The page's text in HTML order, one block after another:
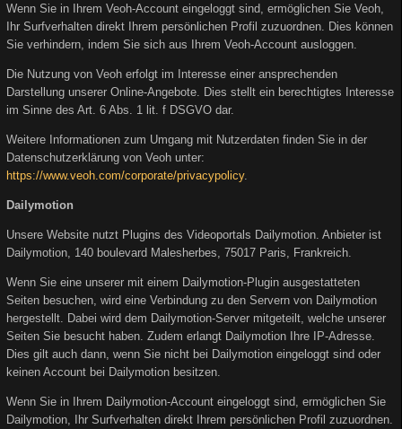
Wenn Sie in Ihrem Veoh-Account eingeloggt sind, ermöglichen Sie Veoh,
Ihr Surfverhalten direkt Ihrem persönlichen Profil zuzuordnen. Dies können
Sie verhindern, indem Sie sich aus Ihrem Veoh-Account ausloggen.
Die Nutzung von Veoh erfolgt im Interesse einer ansprechenden
Darstellung unserer Online-Angebote. Dies stellt ein berechtigtes Interesse
im Sinne des Art. 6 Abs. 1 lit. f DSGVO dar.
Weitere Informationen zum Umgang mit Nutzerdaten finden Sie in der
Datenschutzerklärung von Veoh unter:
https://www.veoh.com/corporate/privacypolicy.
Dailymotion
Unsere Website nutzt Plugins des Videoportals Dailymotion. Anbieter ist
Dailymotion, 140 boulevard Malesherbes, 75017 Paris, Frankreich.
Wenn Sie eine unserer mit einem Dailymotion-Plugin ausgestatteten
Seiten besuchen, wird eine Verbindung zu den Servern von Dailymotion
hergestellt. Dabei wird dem Dailymotion-Server mitgeteilt, welche unserer
Seiten Sie besucht haben. Zudem erlangt Dailymotion Ihre IP-Adresse.
Dies gilt auch dann, wenn Sie nicht bei Dailymotion eingeloggt sind oder
keinen Account bei Dailymotion besitzen.
Wenn Sie in Ihrem Dailymotion-Account eingeloggt sind, ermöglichen Sie
Dailymotion, Ihr Surfverhalten direkt Ihrem persönlichen Profil zuzuordnen.